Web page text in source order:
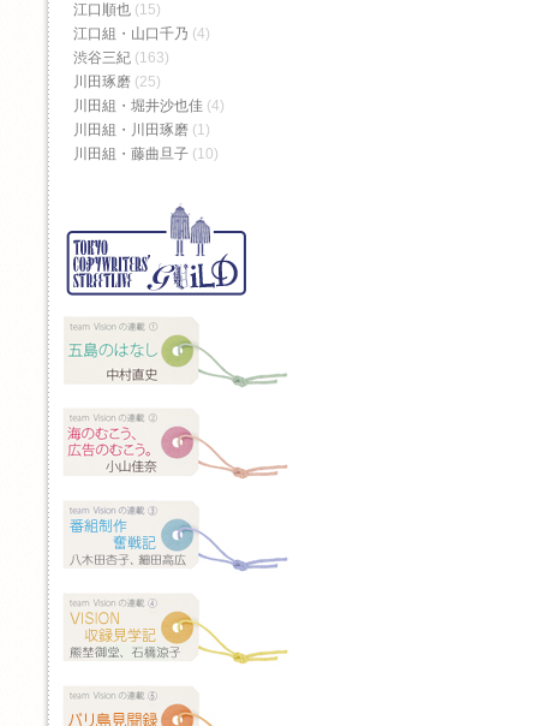
江口順也 (15)
江口組・山口千乃 (4)
渋谷三紀 (163)
川田琢磨 (25)
川田組・堀井沙也佳 (4)
川田組・川田琢磨 (1)
川田組・藤曲旦子 (10)